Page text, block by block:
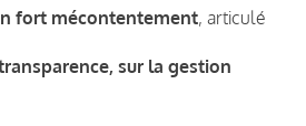
fort mécontentement, articulé
sur la gestion